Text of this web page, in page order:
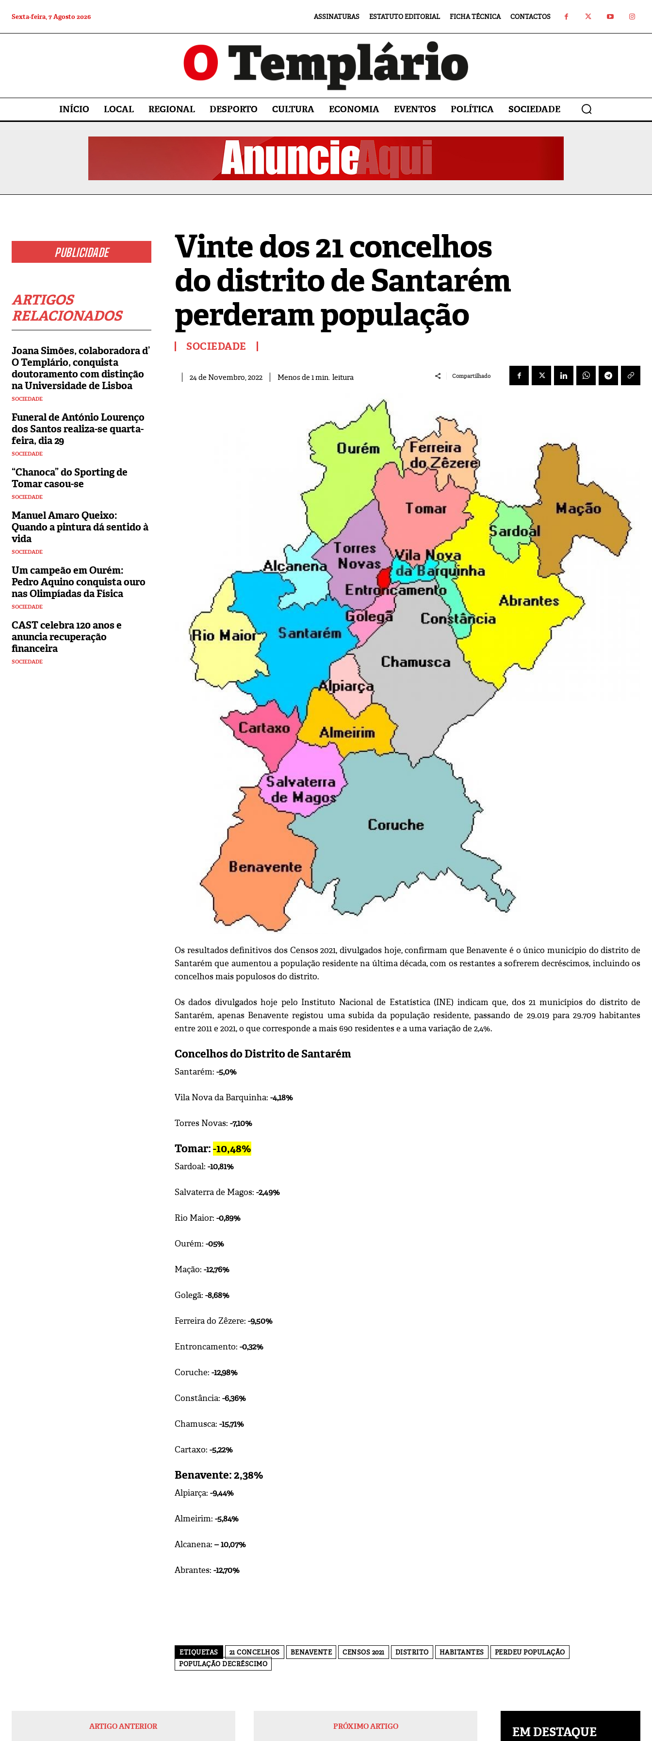
Sexta-feira, 7 Agosto 2026 ASSINATURAS ESTATUTO EDITORIAL FICHA TÉCNICA CONTACTOS
INÍCIO LOCAL REGIONAL DESPORTO CULTURA ECONOMIA EVENTOS POLÍTICA SOCIEDADE
PUBLICIDADE
ARTIGOS
RELACIONADOS
Joana Simões, colaboradora d’
O Templário, conquista
doutoramento com distinção
na Universidade de Lisboa
SOCIEDADE
Funeral de António Lourenço
dos Santos realiza-se quarta-
feira, dia 29
SOCIEDADE
“Chanoca” do Sporting de
Tomar casou-se
SOCIEDADE
Manuel Amaro Queixo:
Quando a pintura dá sentido à
vida
SOCIEDADE
Um campeão em Ourém:
Pedro Aquino conquista ouro
nas Olimpíadas da Física
SOCIEDADE
CAST celebra 120 anos e
anuncia recuperação
financeira
SOCIEDADE
Vinte dos 21 concelhos
do distrito de Santarém
perderam população
SOCIEDADE
24 de Novembro, 2022 Menos de 1min. leitura Compartilhado
Os resultados definitivos dos Censos 2021, divulgados hoje, confirmam que Benavente é o único município do distrito de
Santarém que aumentou a população residente na última década, com os restantes a sofrerem decréscimos, incluindo os
concelhos mais populosos do distrito.
Os dados divulgados hoje pelo Instituto Nacional de Estatística (INE) indicam que, dos 21 municípios do distrito de
Santarém, apenas Benavente registou uma subida da população residente, passando de 29.019 para 29.709 habitantes
entre 2011 e 2021, o que corresponde a mais 690 residentes e a uma variação de 2,4%.
Concelhos do Distrito de Santarém
Santarém: -5,0%
Vila Nova da Barquinha: -4,18%
Torres Novas: -7,10%
Tomar:-10,48%
Sardoal: -10,81%
Salvaterra de Magos: -2,49%
Rio Maior: -0,89%
Ourém: -05%
Mação: -12,76%
Golegã: -8,68%
Ferreira do Zêzere: -9,50%
Entroncamento: -0,32%
Coruche: -12,98%
Constância: -6,36%
Chamusca: -15,71%
Cartaxo: -5,22%
Benavente: 2,38%
Alpiarça: -9,44%
Almeirim: -5,84%
Alcanena: – 10,07%
Abrantes: -12,70%
ETIQUETAS 21 CONCELHOS BENAVENTE CENSOS 2021 DISTRITO HABITANTES
PERDEU POPULAÇÃO
POPULAÇÃO DECRÉSCIMO
ARTIGO ANTERIOR PRÓXIMO ARTIGO EM DESTAQUE